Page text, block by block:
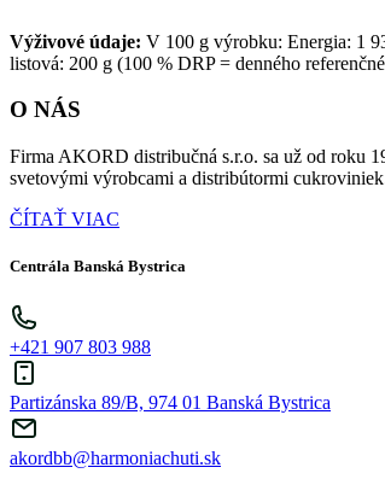
Výživové údaje: V 100 g výrobku: Energia: 1
listová: 200 g (100 % DRP = denného
O NÁS
Firma AKORD distribučná s.r.o. sa už od roku
svetovými výrobcami a distribútormi
ČÍTAŤ VIAC
Centrála Banská Bystrica
+421 907 803 988
Partizánska 89/B, 974 01 Banská Bystrica
akordbb@harmoniachuti.sk